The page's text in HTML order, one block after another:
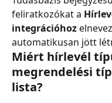
feliratkozókat a
integrációhoz
automatikusan jött
Miért hírlevél
megrendelési
lista?